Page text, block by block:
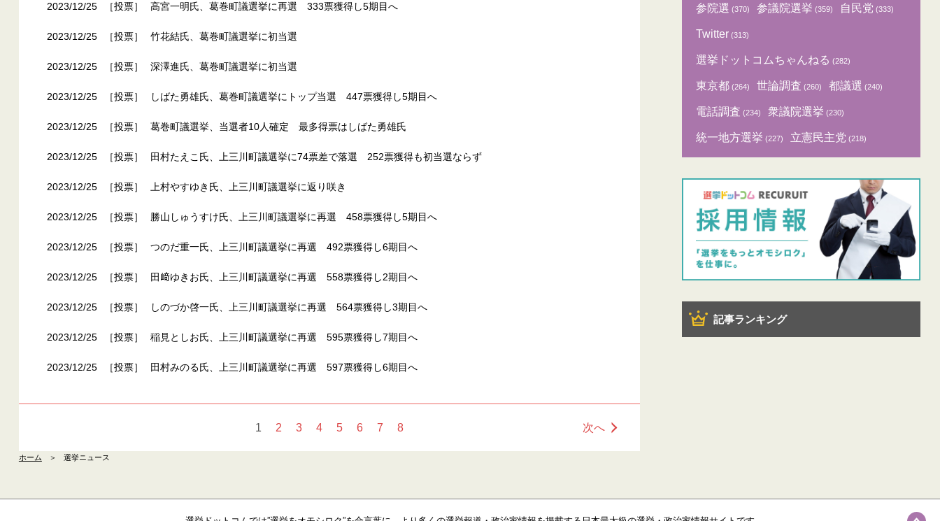
2023/12/25 ［投票］ 高宮一明氏、葛巻町議選挙に再選 333票獲得し5期目へ
2023/12/25 ［投票］ 竹花結氏、葛巻町議選挙に初当選
2023/12/25 ［投票］ 深澤進氏、葛巻町議選挙に初当選
2023/12/25 ［投票］ しばた勇雄氏、葛巻町議選挙にトップ当選 447票獲得し5期目へ
2023/12/25 ［投票］ 葛巻町議選挙、当選者10人確定 最多得票はしばた勇雄氏
2023/12/25 ［投票］ 田村たえこ氏、上三川町議選挙に74票差で落選 252票獲得も初当選ならず
2023/12/25 ［投票］ 上村やすゆき氏、上三川町議選挙に返り咲き
2023/12/25 ［投票］ 勝山しゅうすけ氏、上三川町議選挙に再選 458票獲得し5期目へ
2023/12/25 ［投票］ つのだ重一氏、上三川町議選挙に再選 492票獲得し6期目へ
2023/12/25 ［投票］ 田﨑ゆきお氏、上三川町議選挙に再選 558票獲得し2期目へ
2023/12/25 ［投票］ しのづか啓一氏、上三川町議選挙に再選 564票獲得し3期目へ
2023/12/25 ［投票］ 稲見としお氏、上三川町議選挙に再選 595票獲得し7期目へ
2023/12/25 ［投票］ 田村みのる氏、上三川町議選挙に再選 597票獲得し6期目へ
1 2 3 4 5 6 7 8 次へ
参院選 (370) 参議院選挙 (359) 自民党 (333)
Twitter (313)
選挙ドットコムちゃんねる (282)
東京都 (264) 世論調査 (260) 都議選 (240)
電話調査 (234) 衆議院選挙 (230)
統一地方選挙 (227) 立憲民主党 (218)
記事ランキング
ホーム ＞ 選挙ニュース